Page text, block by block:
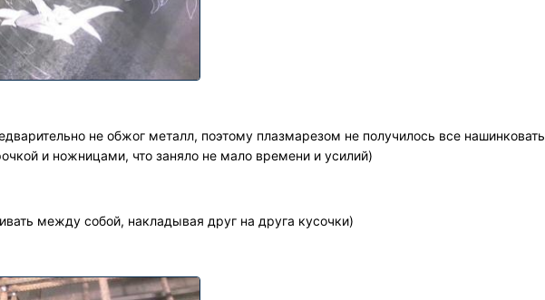
не обжог металл, поэтому плазмарезом не получилось все нашинковать
и ножницами, что заняло не мало времени и усилий)
между собой, накладывая друг на друга кусочки)